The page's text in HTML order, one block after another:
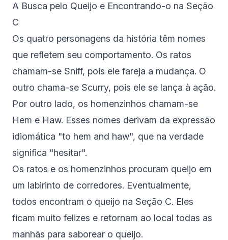
A Busca pelo Queijo e Encontrando-o na Seção
C
Os quatro personagens da história têm nomes
que refletem seu comportamento. Os ratos
chamam-se Sniff, pois ele fareja a mudança. O
outro chama-se Scurry, pois ele se lança à ação.
Por outro lado, os homenzinhos chamam-se
Hem e Haw. Esses nomes derivam da expressão
idiomática "to hem and haw", que na verdade
significa "hesitar".
Os ratos e os homenzinhos procuram queijo em
um labirinto de corredores. Eventualmente,
todos encontram o queijo na Seção C. Eles
ficam muito felizes e retornam ao local todas as
manhãs para saborear o queijo.